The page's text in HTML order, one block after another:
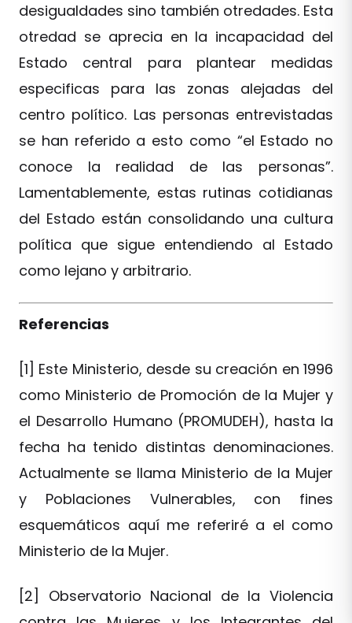
desigualdades sino también otredades. Esta
otredad se aprecia en la incapacidad del
Estado central para plantear medidas
especificas para las zonas alejadas del
centro político. Las personas entrevistadas
se han referido a esto como “el Estado no
conoce la realidad de las personas”.
Lamentablemente, estas rutinas cotidianas
del Estado están consolidando una cultura
política que sigue entendiendo al Estado
como lejano y arbitrario.
Referencias
[1] Este Ministerio, desde su creación en 1996
como Ministerio de Promoción de la Mujer y
el Desarrollo Humano (PROMUDEH), hasta la
fecha ha tenido distintas denominaciones.
Actualmente se llama Ministerio de la Mujer
y Poblaciones Vulnerables, con fines
esquemáticos aquí me referiré a el como
Ministerio de la Mujer.
[2] Observatorio Nacional de la Violencia